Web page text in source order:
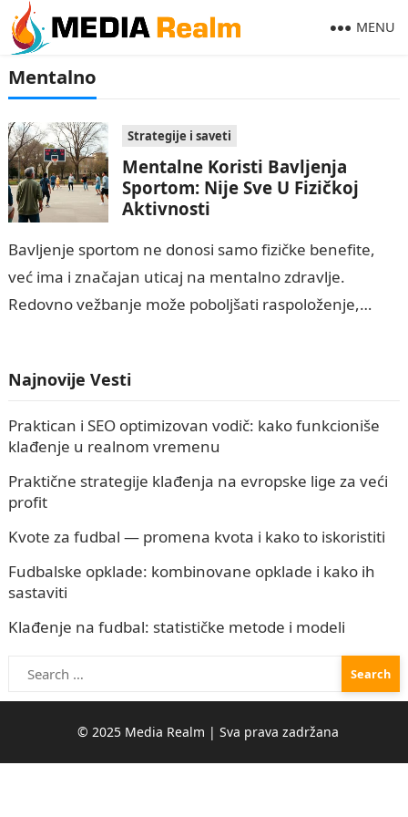
MENU
Mentalno
Strategije i saveti
Mentalne Koristi Bavljenja
Sportom: Nije Sve U Fizičkoj
Aktivnosti
Bavljenje sportom ne donosi samo fizičke benefite,
već ima i značajan uticaj na mentalno zdravlje.
Redovno vežbanje može poboljšati raspoloženje,
Najnovije Vesti
Praktican i SEO optimizovan vodič: kako funkcioniše
klađenje u realnom vremenu
Praktične strategije klađenja na evropske lige za veći
profit
Kvote za fudbal — promena kvota i kako to iskoristiti
Fudbalske opklade: kombinovane opklade i kako ih
sastaviti
Klađenje na fudbal: statističke metode i modeli
Search
for: